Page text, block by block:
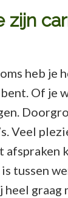
zijn
heb je
Of je
Veel
tussen
heel